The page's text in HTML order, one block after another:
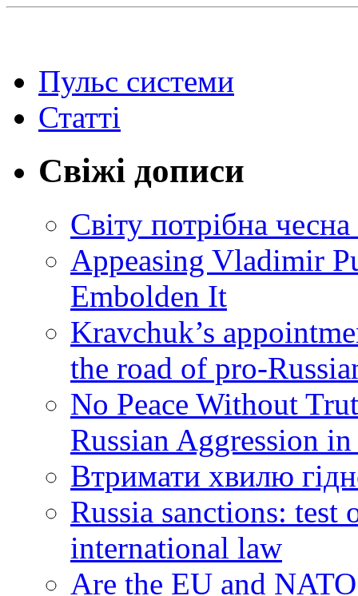
Пульс системи
Статті
Свіжі дописи
Світу потрібна
Appeasing Vladimir
Embolden It
Kravchuk’s
the road of pro-
No Peace Without
Russian Aggression
Втримати хвилю
Russia sanctions:
international law
Are the EU and